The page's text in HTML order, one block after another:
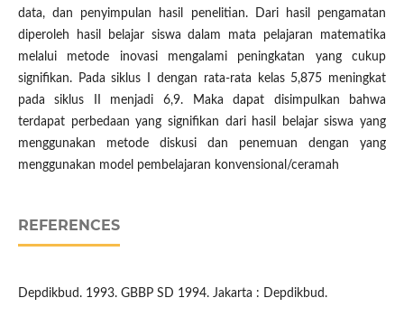
data, dan penyimpulan hasil penelitian. Dari hasil pengamatan
diperoleh hasil belajar siswa dalam mata pelajaran matematika
melalui metode inovasi mengalami peningkatan yang cukup
signifikan. Pada siklus I dengan rata-rata kelas 5,875 meningkat
pada siklus II menjadi 6,9. Maka dapat disimpulkan bahwa
terdapat perbedaan yang signifikan dari hasil belajar siswa yang
menggunakan metode diskusi dan penemuan dengan yang
menggunakan model pembelajaran konvensional/ceramah
REFERENCES
Depdikbud. 1993. GBBP SD 1994. Jakarta : Depdikbud.